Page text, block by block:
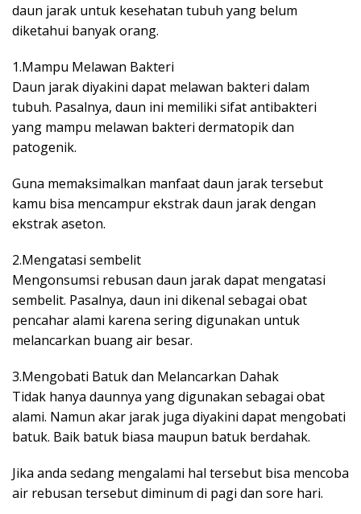
daun jarak untuk kesehatan tubuh yang belum
diketahui banyak orang.
1.Mampu Melawan Bakteri
Daun jarak diyakini dapat melawan bakteri dalam
tubuh. Pasalnya, daun ini memiliki sifat antibakteri
yang mampu melawan bakteri dermatopik dan
patogenik.
Guna memaksimalkan manfaat daun jarak tersebut
kamu bisa mencampur ekstrak daun jarak dengan
ekstrak aseton.
2.Mengatasi sembelit
Mengonsumsi rebusan daun jarak dapat mengatasi
sembelit. Pasalnya, daun ini dikenal sebagai obat
pencahar alami karena sering digunakan untuk
melancarkan buang air besar.
3.Mengobati Batuk dan Melancarkan Dahak
Tidak hanya daunnya yang digunakan sebagai obat
alami. Namun akar jarak juga diyakini dapat mengobati
batuk. Baik batuk biasa maupun batuk berdahak.
Jika anda sedang mengalami hal tersebut bisa mencoba
air rebusan tersebut diminum di pagi dan sore hari.